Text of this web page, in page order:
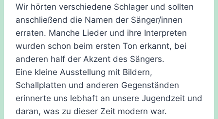
Wir hörten verschiedene Schlager und sollten
anschließend die Namen der Sänger/innen
erraten. Manche Lieder und ihre Interpreten
wurden schon beim ersten Ton erkannt, bei
anderen half der Akzent des Sängers.
Eine kleine Ausstellung mit Bildern,
Schallplatten und anderen Gegenständen
erinnerte uns lebhaft an unsere Jugendzeit und
daran, was zu dieser Zeit modern war.